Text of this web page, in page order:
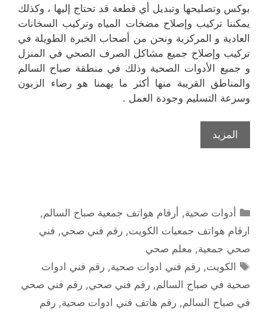
بوكس وتصليحها وتبديل أي قطعة قد تحتاج إليها ، وكذلك
يمكننا تركيب وإصلاح مضخات المياه وتركيب السخانات
العادية و المركزية ونحن من أصحاب الخبرة الطويلة في
تركيب وإصلاح جميع مشاكل الصرف الصحي في المنزل
و جميع الأدوات الصحية وذلك في منطقة صباح السالم
والمناطق القريبة منها أكثر ما يهمنا هو رضاء الزبون
وسرعة التسليم وجودة العمل .
المزيد
التصنيفات
أدوات صحية, أرقام هواتف جمعية صباح السالم,
ارقام هواتف جمعيات الكويت, رقم فني صحي, فني
صحي جمعية, معلم صحي
الوسوم
الكويت,رقم فني ادوات صحية,رقم فني ادوات
صحية في صباح السالم, رقم فني صحي, رقم فني صحي
في صباح السالم, رقم هاتف فني ادوات صحية, رقم